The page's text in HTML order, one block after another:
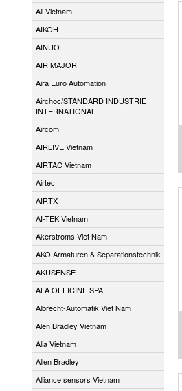
Aii Vietnam
AIKOH
AINUO
AIR MAJOR
Aira Euro Automation
Airchoc/STANDARD INDUSTRIE
INTERNATIONAL
Aircom
AIRLIVE Vietnam
AIRTAC Vietnam
Airtec
AIRTX
AI-TEK Vietnam
Akerstroms Viet Nam
AKO Armaturen & Separationstechnik
AKUSENSE
ALA OFFICINE SPA
Albrecht-Automatik Viet Nam
Alen Bradley Vietnam
Alia Vietnam
Allen Bradley
Alliance sensors Vietnam